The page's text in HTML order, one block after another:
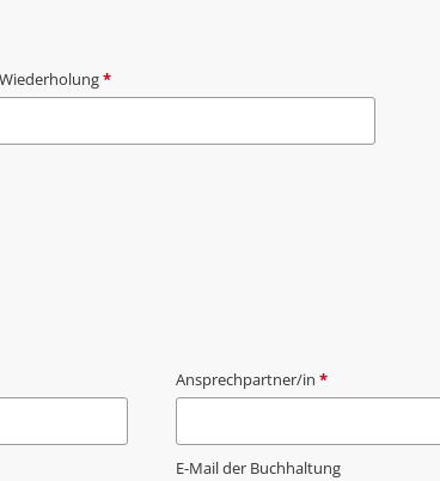
*
Ansprechpartner/in *
E-Mail der Buchhaltung